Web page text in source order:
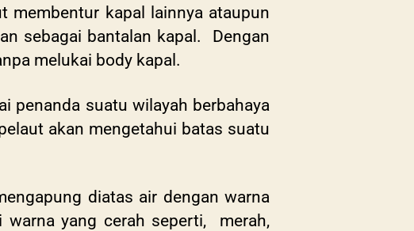
membentur kapal lainnya ataupun
sebagai bantalan kapal. Dengan
melukai body kapal.
penanda suatu wilayah berbahaya
akan mengetahui batas suatu
diatas air dengan warna
warna yang cerah seperti, merah,